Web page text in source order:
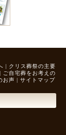
| クリス葬祭の主要
| ご自宅葬をお考えの
お声 | サイトマップ